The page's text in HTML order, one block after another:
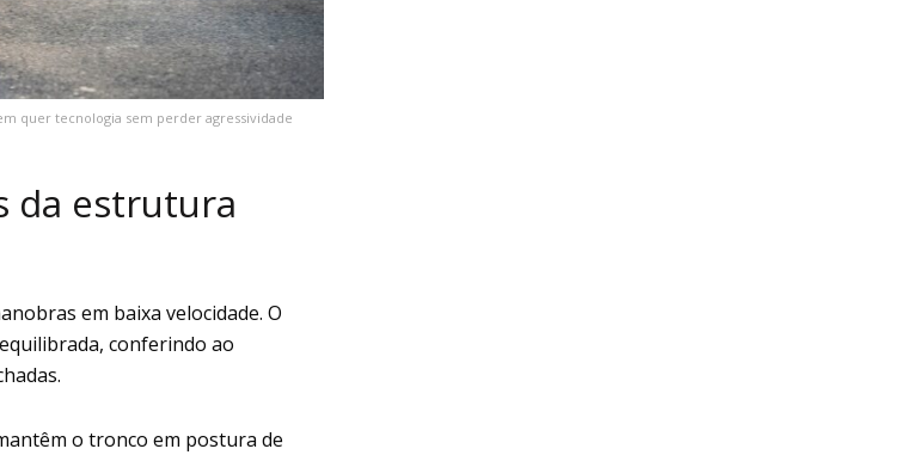
quer tecnologia sem perder agressividade
da estrutura
em baixa velocidade. O
conferindo ao
o tronco em postura de